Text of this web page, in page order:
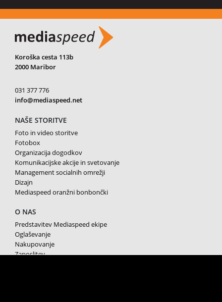
Koroška cesta 113b
2000 Maribor
031 377 776
info@mediaspeed.net
NAŠE STORITVE
Foto in video storitve
Fotobox
Organizacija dogodkov
Komunikacijske akcije in svetovanje
Management socialnih omrežji
Dizajn
Mediaspeed oranžni bonbončki
O NAS
Predstavitev Mediaspeed ekipe
Oglaševanje
Nakupovanje
Zaposlitev